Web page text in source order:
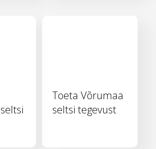
Toeta Võrumaa
seltsi tegevust